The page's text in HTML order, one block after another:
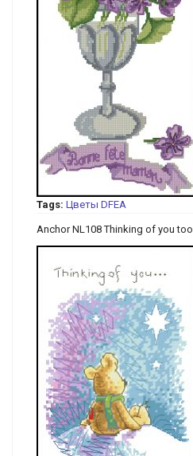
Tags: Цветы DFEA
Anchor NL108 Thinking of you too